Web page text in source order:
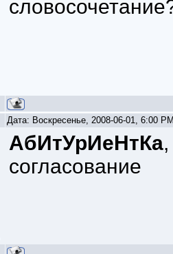
Дата: Воскресенье, 2008-06-01, 6:00
АбИтУрИеНтКа,
согласование